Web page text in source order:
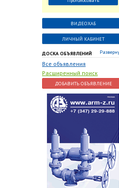
ВИДЕОХАБ
ЛИЧНЫЙ КАБИНЕТ
ДОСКА ОБЪЯВЛЕНИЙ
Все объявления
Расширенный поиск
ДОБАВИТЬ ОБЪЯВЛЕНИЕ